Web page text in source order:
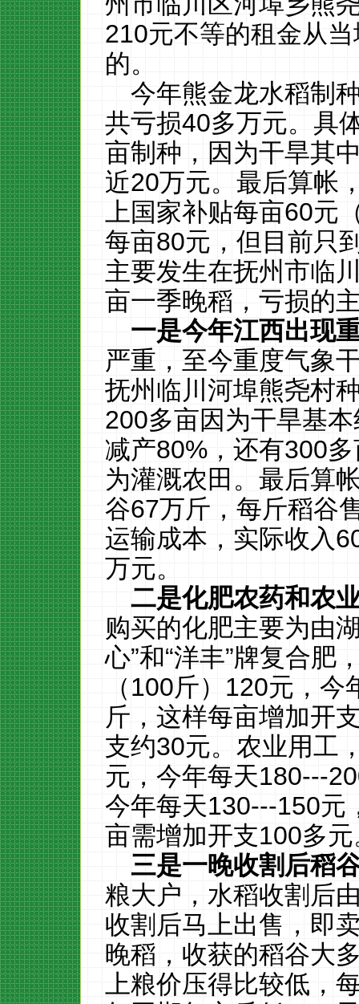
210元不等的租金从
的。
今年熊金龙水稻制
共亏损40多万元。具
亩制种，因为干旱其
近20万元。最后算帐
上国家补贴每亩60元
每亩80元，但目前只
主要发生在抚州市临
亩一季晚稻，亏损的
一是今年江西出现
严重，至今重度气象
抚州临川河埠熊尧村
200多亩因为干旱基
减产80%，还有300
为灌溉农田。最后算
谷67万斤，每斤稻谷
运输成本，实际收入
万元。
二是化肥农药和农
购买的化肥主要为由
心”和“洋丰”牌复合肥
（100斤）120元，今
斤，这样每亩增加开
支约30元。农业用工
元，今年每天180---
今年每天130---150元
亩需增加开支100多元
三是一晚收割后稻
粮大户，水稻收割后
收割后马上出售，即
晚稻，收获的稻谷大
上粮价压得比较低，